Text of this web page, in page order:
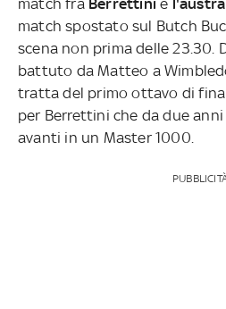
match spostato sul Butch
scena non prima delle 23.30.
battuto da Matteo a
tratta del primo ottavo di
per Berrettini che da due
avanti in un Master 1000.